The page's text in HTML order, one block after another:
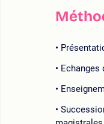
Echanges